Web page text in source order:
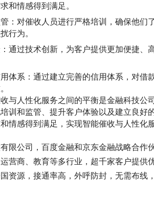
和情感得到满足。
：对催收人员进行严格培训，确保他
行为。
通过技术创新，为客户提供更加便捷
体系：通过建立完善的信用体系，对
与人性化服务之间的平衡是金融科技公
训和监管、提升客户体验以及建立良
情感得到满足，实现智能催收与人性化
限公司，百度金融和京东金融战略合作
营商、教育等多行业，超千家客户提供
资源，接通率高，外呼防封，无需布线